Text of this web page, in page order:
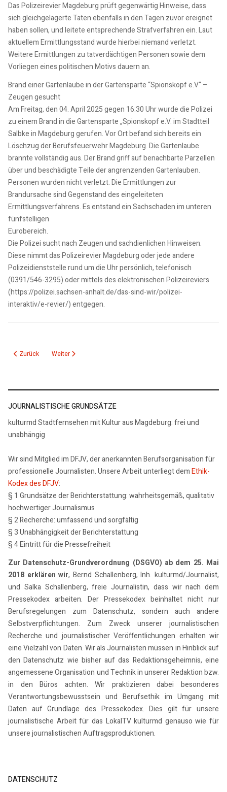
Das Polizeirevier Magdeburg prüft gegenwärtig Hinweise, dass
sich gleichgelagerte Taten ebenfalls in den Tagen zuvor ereignet
haben sollen, und leitete entsprechende Strafverfahren ein. Laut
aktuellem Ermittlungsstand wurde hierbei niemand verletzt.
Weitere Ermittlungen zu tatverdächtigen Personen sowie dem
Vorliegen eines politischen Motivs dauern an.
Brand einer Gartenlaube in der Gartensparte “Spionskopf e.V“ –
Zeugen gesucht
Am Freitag, den 04. April 2025 gegen 16:30 Uhr wurde die Polizei
zu einem Brand in die Gartensparte „Spionskopf e.V. im Stadtteil
Salbke in Magdeburg gerufen. Vor Ort befand sich bereits ein
Löschzug der Berufsfeuerwehr Magdeburg. Die Gartenlaube
brannte vollständig aus. Der Brand griff auf benachbarte Parzellen
über und beschädigte Teile der angrenzenden Gartenlauben.
Personen wurden nicht verletzt. Die Ermittlungen zur
Brandursache sind Gegenstand des eingeleiteten
Ermittlungsverfahrens. Es entstand ein Sachschaden im unteren
fünfstelligen
Eurobereich.
Die Polizei sucht nach Zeugen und sachdienlichen Hinweisen.
Diese nimmt das Polizeirevier Magdeburg oder jede andere
Polizeidienststelle rund um die Uhr persönlich, telefonisch
(0391/546-3295) oder mittels des elektronischen Polizeireviers
(https://polizei.sachsen-anhalt.de/das-sind-wir/polizei-
interaktiv/e-revier/) entgegen.
Vorheriger Beitrag: 14.04.25: kmd Polizeiticker
Zurück Nächster Beitrag: 08.04.25: kmd Polizeiticker 1
Weiter
JOURNALISTISCHE GRUNDSÄTZE
kulturmd Stadtfernsehen mit Kultur aus Magdeburg: frei und
unabhängig
Wir sind Mitglied im DFJV, der anerkannten Berufsorganisation für
professionelle Journalisten. Unsere Arbeit unterliegt demEthik-
Kodex des DFJV:
§ 1 Grundsätze der Berichterstattung: wahrheitsgemäß, qualitativ
hochwertiger Journalismus
§ 2 Recherche: umfassend und sorgfältig
§ 3 Unabhängigkeit der Berichterstattung
§ 4 Eintritt für die Pressefreiheit
Zur Datenschutz-Grundverordnung (DSGVO) ab dem 25. Mai
2018 erklären wir, Bernd Schallenberg, Inh. kulturmd/Journalist,
und Salka Schallenberg, freie Journalistin, dass wir nach dem
Pressekodex arbeiten. Der Pressekodex beinhaltet nicht nur
Berufsregelungen zum Datenschutz, sondern auch andere
Selbstverpflichtungen. Zum Zweck unserer journalistischen
Recherche und journalistischer Veröffentlichungen erhalten wir
eine Vielzahl von Daten. Wir als Journalisten müssen in Hinblick auf
den Datenschutz wie bisher auf das Redaktionsgeheimnis, eine
angemessene Organisation und Technik in unserer Redaktion bzw.
in den Büros achten. Wir praktizieren dabei besonderes
Verantwortungsbewusstsein und Berufsethik im Umgang mit
Daten auf Grundlage des Pressekodex. Dies gilt für unsere
journalistische Arbeit für das LokalTV kulturmd genauso wie für
unsere journalistischen Auftragsproduktionen.
DATENSCHUTZ